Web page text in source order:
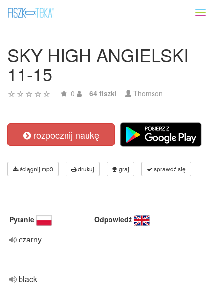
SKY HIGH ANGIELSKI
11-15
0 64 fiszki Thomson
rozpocznij naukę
ściągnij mp3 drukuj graj sprawdź się
Pytanie Odpowiedź
czarny
black